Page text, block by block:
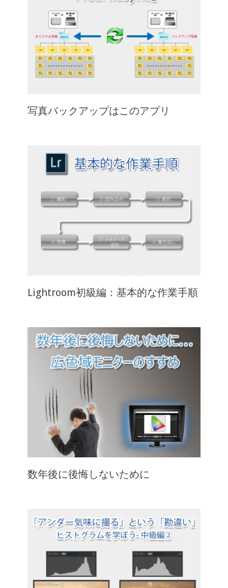
写真バックアップはこのアプリ
Lightroom初級編：基本的な作業手順
数年後に後悔しないために